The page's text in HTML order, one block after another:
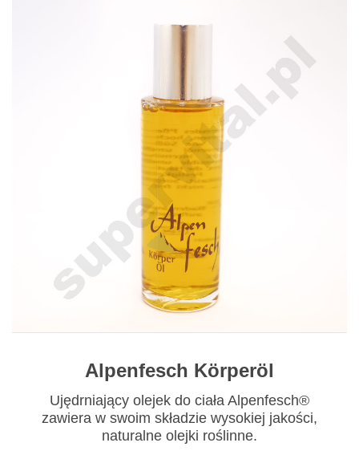
Alpenfesch Körperöl
Ujędrniający olejek do ciała Alpenfesch®
zawiera w swoim składzie wysokiej jakości,
naturalne olejki roślinne.